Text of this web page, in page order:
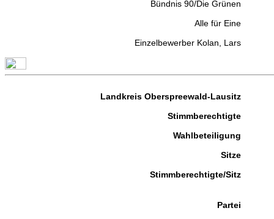
Bündnis 90/Die Grünen
Alle für Eine
Einzelbewerber Kolan, Lars
Landkreis Oberspreewald-Lausitz
Stimmberechtigte
Wahlbeteiligung
Sitze
Stimmberechtigte/Sitz
Partei